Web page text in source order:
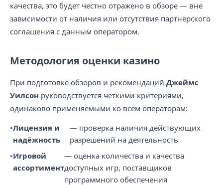
качества, это будет честно отражено в обзоре — вне
зависимости от наличия или отсутствия партнёрского
соглашения с данным оператором.
Методология оценки казино
При подготовке обзоров и рекомендаций Джеймс
Уилсон руководствуется чёткими критериями,
одинаково применяемыми ко всем операторам:
Лицензия и
надёжность
— проверка наличия действующих
разрешений на деятельность
Игровой
ассортимент
— оценка количества и качества
доступных игр, поставщиков
программного обеспечения